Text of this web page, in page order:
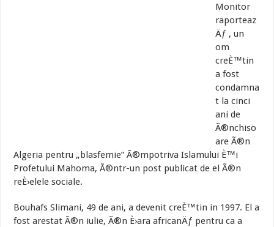
Monitor
raporteaz
Äƒ , un
om
creÈ™tin
a fost
condamna
t la cinci
ani de
Ã®nchiso
are Ã®n
Algeria pentru „blasfemie” Ã®mpotriva Islamului È™i
Profetului Mahoma, Ã®ntr-un post publicat de el Ã®n
reÈ›elele sociale.
Bouhafs Slimani, 49 de ani, a devenit creÈ™tin in 1997. El a
fost arestat Ã®n iulie, Ã®n È›ara africanÄƒ pentru ca a